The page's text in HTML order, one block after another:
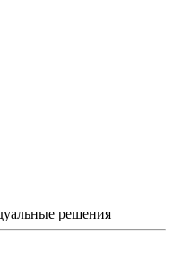
решения